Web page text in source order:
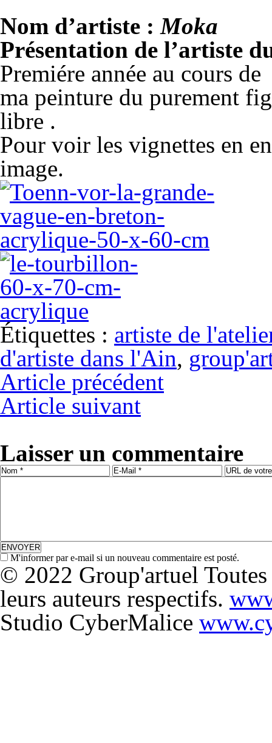
Nom d’artiste :Moka
Présentation de l’artiste
Premiére année au cours
ma peinture du purement
libre .
Pour voir les vignettes en
image.
Étiquettes : artiste de
d'artiste dans l'Ain,
Article précédent
Article suivant
Laisser un commentaire
M'informer par e-mail si un nouveau commentaire est posté.
© 2022 Group'artuel
leurs auteurs respectifs.
Studio CyberMalice